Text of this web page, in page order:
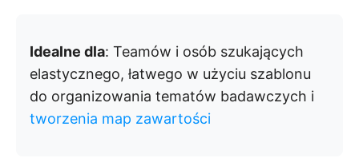
Idealne dla: Teamów i osób szukających
elastycznego, łatwego w użyciu szablonu
do organizowania tematów badawczych i
tworzenia map zawartości